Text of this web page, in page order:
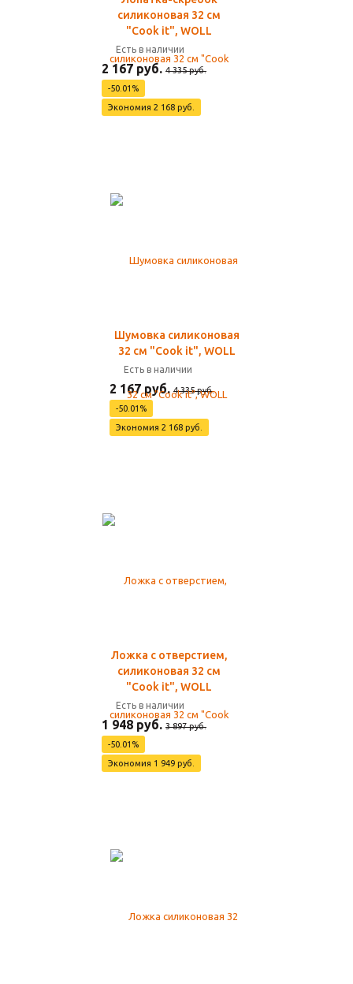
силиконовая 32 см
"Cook it", WOLL
Есть в наличии
2 167 руб. 4 335 руб.
-50.01%
Экономия 2 168 руб.
Шумовка силиконовая
32 см "Cook it", WOLL
Есть в наличии
2 167 руб. 4 335 руб.
-50.01%
Экономия 2 168 руб.
Ложка с отверстием,
силиконовая 32 см
"Cook it", WOLL
Есть в наличии
1 948 руб. 3 897 руб.
-50.01%
Экономия 1 949 руб.